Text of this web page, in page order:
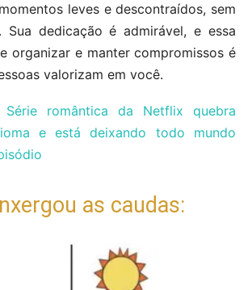
leves e descontraídos, sem
Sua dedicação é admirável, e essa
organizar e manter compromissos é
valorizam em você.
Série romântica da Netflix quebra
e está deixando todo mundo
as caudas: